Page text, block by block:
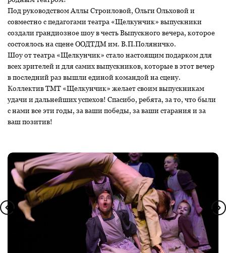
Под руководством Аллы Строиловой, Ольги Ольховой и
совместно с педагогами театра «Щелкунчик» выпускники
создали грандиозное шоу в честь Выпускного вечера, которое
состоялось на сцене ООДТДМ им. В.П.Поляничко.
Шоу от театра «Щелкунчик» стало настоящим подарком для
всех зрителей и для самих выпускников, которые в этот вечер
в последний раз вышли единой командой на сцену.
Коллектив ТМТ «Щелкунчик» желает своим выпускникам
удачи и дальнейших успехов! Спасибо, ребята, за то, что были
с нами все эти годы, за ваши победы, за ваши старания и за
ваш позитив!